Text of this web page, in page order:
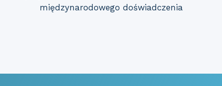
międzynarodowego doświadczenia